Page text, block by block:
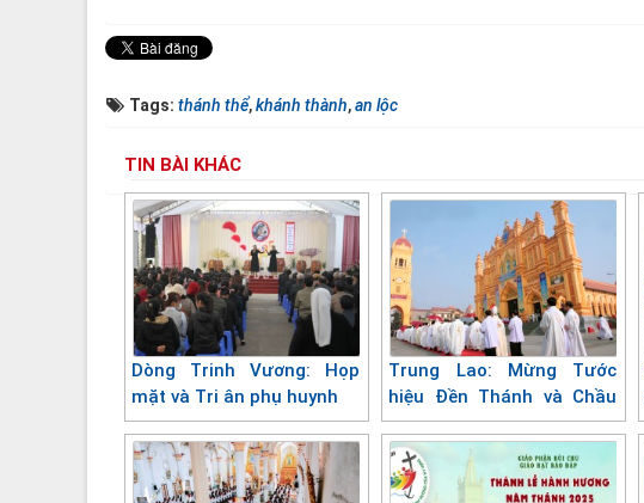
Tags: thánh thể,khánh thành,an lộc
TIN BÀI KHÁC
Dòng Trinh Vương: Họp
mặt và Tri ân phụ huynh
Trung Lao: Mừng Tước
hiệu Đền Thánh và Chầu
lượt